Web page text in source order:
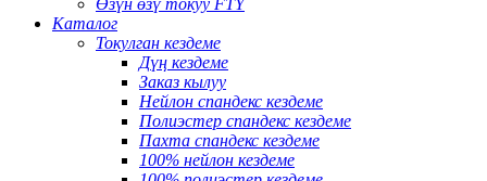
Өзүн өзү токуу FTY
Каталог
Токулган кездеме
Дүң кездеме
Заказ кылуу
Нейлон спандекс кездеме
Полиэстер спандекс кездеме
Пахта спандекс кездеме
100% нейлон кездеме